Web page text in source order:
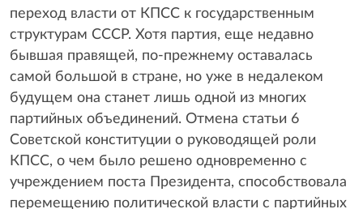
переход власти от КПСС к государственным
структурам СССР. Хотя партия, еще недавно
бывшая правящей, по-прежнему оставалась
самой большой в стране, но уже в недалеком
будущем она станет лишь одной из многих
партийных объединений. Отмена статьи 6
Советской конституции о руководящей роли
КПСС, о чем было решено одновременно с
учреждением поста Президента, способствовала
перемещению политической власти с партийных